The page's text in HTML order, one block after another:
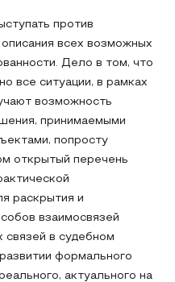
против
всех возможных
Дело в том, что
все ситуации, в рамках
возможность
принимаемыми
попросту
открытый перечень
раскрытия и
взаимосвязей
связей в судебном
формального
актуального на